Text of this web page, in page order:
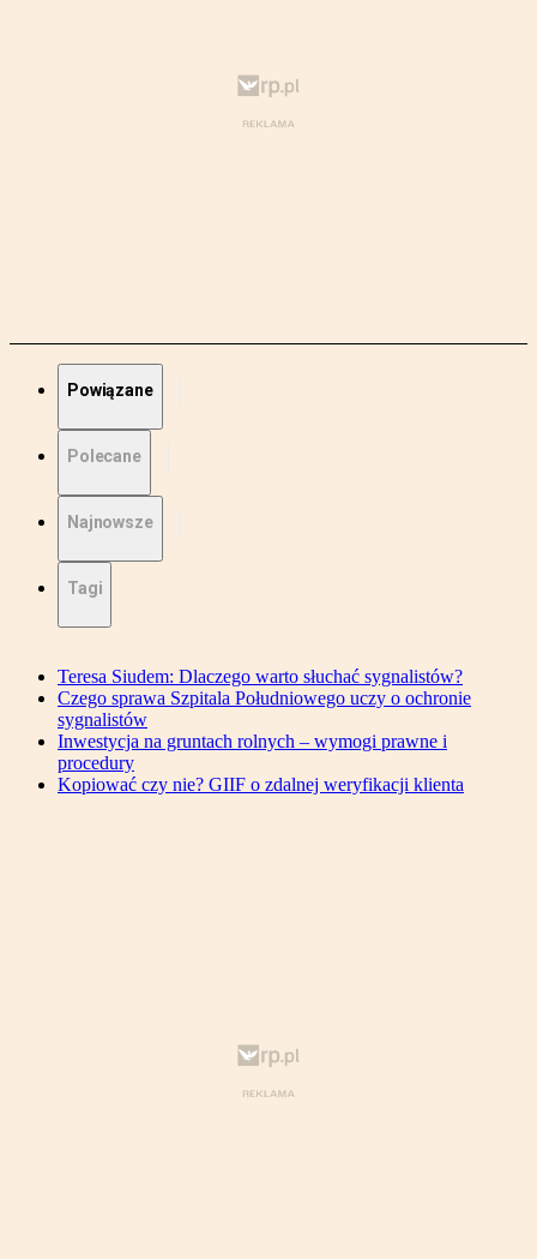
Powiązane
Polecane
Najnowsze
Tagi
Teresa Siudem: Dlaczego warto słuchać sygnalistów?
Czego sprawa Szpitala Południowego uczy o ochronie
sygnalistów
Inwestycja na gruntach rolnych – wymogi prawne i
procedury
Kopiować czy nie? GIIF o zdalnej weryfikacji klienta